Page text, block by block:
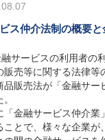
ス仲介法制の概要と
融サービスの利用者の
販売等に関する法律等
販売法が「金融サー
「金融サービス仲介業
ことで、様々な企業が